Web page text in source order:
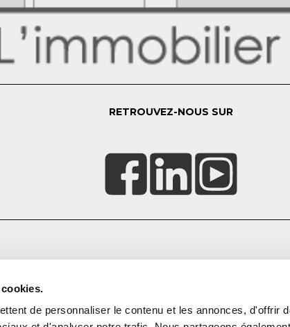
de personnaliser le contenu et les annonces, d'offrir
RETROUVEZ-NOUS SUR